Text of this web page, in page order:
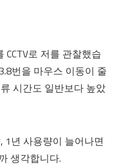
로 저를 관찰했습
번을 마우스 이동이 줄
시간도 일반보다 높았
1년 사용량이 늘어나면
생각합니다.